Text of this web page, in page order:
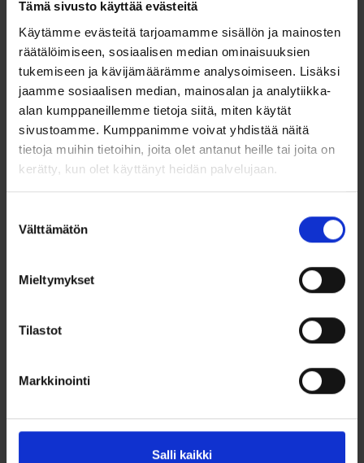
Tämä sivusto käyttää evästeitä
Käytämme evästeitä tarjoamamme sisällön ja mainosten
räätälöimiseen, sosiaalisen median ominaisuuksien
tukemiseen ja kävijämäärämme analysoimiseen. Lisäksi
jaamme sosiaalisen median, mainosalan ja analytiikka-
alan kumppaneillemme tietoja siitä, miten käytät
sivustoamme. Kumppanimme voivat yhdistää näitä
tietoja muihin tietoihin, joita olet antanut heille tai joita on
kerätty, kun olet käyttänyt heidän palvelujaan.
valinta
Välttämätön
Mieltymykset
Tilastot
Markkinointi
Salli kaikki
Kultaiset
korvakorut
synteettinen
ametisti vin...
279,00€
Vintage korvakorut
mustalla kivellä
Kultaiset vintage korvakorut
Lisää toivelistalle